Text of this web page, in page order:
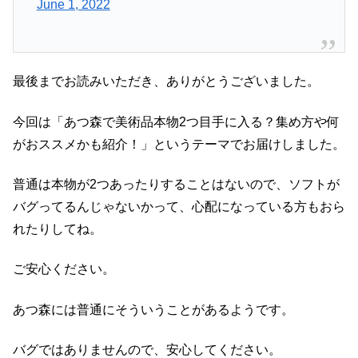
June 1, 2022
最後までお読みいただき、ありがとうございました。
今回は「あつ森で美術品本物2つ目手に入る？集め方や何
がおススメかも紹介！」というテーマでお届けしました。
普通は本物が2つあったりすることはないので、ソフトが
バグってるんじゃないかって、心配になっている方もおら
れたりしてね。
ご安心ください。
あつ森には普通にそういうことがあるようです。
バグではありませんので、安心してください。